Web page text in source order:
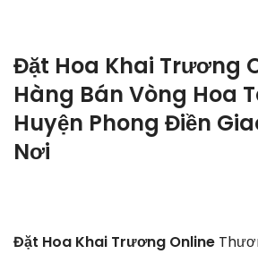
Đặt Hoa Khai Trương
Hàng Bán Vòng Hoa
Huyện Phong Điền
Nơi
Đặt Hoa Khai Trương Online